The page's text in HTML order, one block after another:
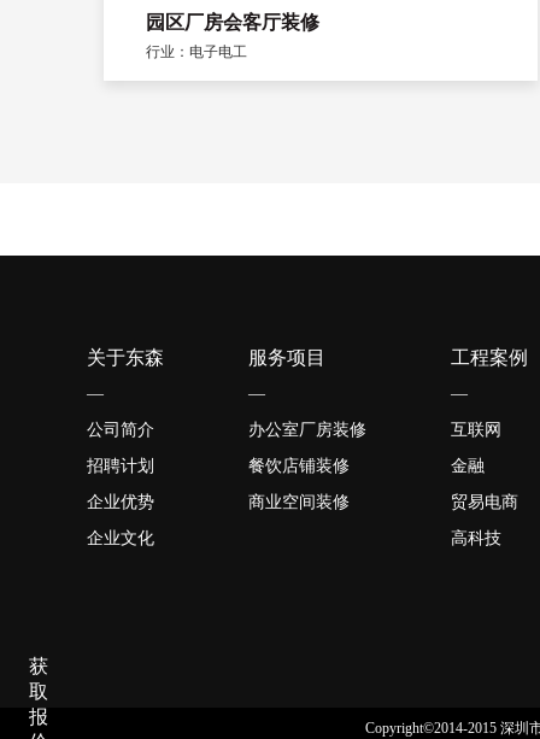
园区厂房会客厅装修
行业：电子电工
关于东森
—
公司简介
招聘计划
企业优势
企业文化
服务项目
—
办公室厂房装修
餐饮店铺装修
商业空间装修
工程案例
—
互联网
金融
贸易电商
高科技
Copyright©2014-2015 深圳
获
取
报